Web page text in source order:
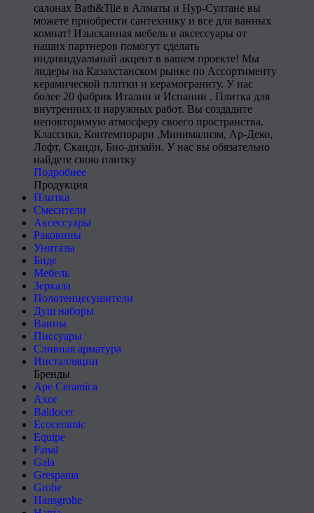
салонах Bath&Tile в Алматы и Нур-Султане вы
можете приобрести сантехнику и все для ванных
комнат! Изысканная мебель и аксессуары от
наших партнеров помогут сделать
индивидуальный акцент в вашем проекте! Мы
лидеры на Казахстанском рынке по Ассортименту
керамической плитки и керамограниту. У нас
более 20 фабрик Италии и Испании . Плитка для
внутренних и наружных работ. Вы создадите
неповторимую атмосферу своего пространства.
Классика, Контемпорари ,Минимализм, Ар-Деко,
Лофт, Сканди, Био-дизайн. У нас вы обязательно
найдете свою плитку
Подробнее
Продукция
Плитка
Смесители
Аксессуары
Раковины
Унитазы
Биде
Мебель
Зеркала
Полотенцесушители
Душ наборы
Ванны
Писсуары
Сливная арматура
Инсталляции
Бренды
Ape Ceramica
Axor
Baldocer
Ecoceramic
Equipe
Fanal
Gala
Grespania
Grohe
Hansgrohe